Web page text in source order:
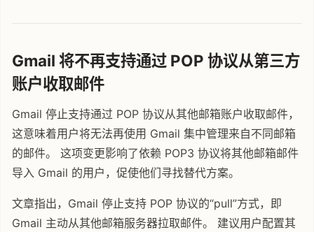
Gmail 将不再支持通过 POP 协议从第三方
账户收取邮件
Gmail 停止支持通过 POP 协议从其他邮箱账户收取邮件，
这意味着用户将无法再使用 Gmail 集中管理来自不同邮箱
的邮件。 这项变更影响了依赖 POP3 协议将其他邮箱邮件
导入 Gmail 的用户，促使他们寻找替代方案。
文章指出，Gmail 停止支持 POP 协议的“pull”方式，即
Gmail 主动从其他邮箱服务器拉取邮件。 建议用户配置其